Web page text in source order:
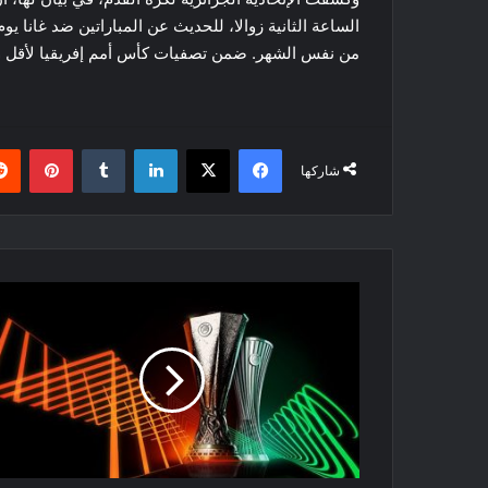
من نفس الشهر. ضمن تصفيات كأس أمم إفريقيا لأقل من 23
شاركها
فيسبوك ‫X لينكدإن
16
من
اليوروباليغ